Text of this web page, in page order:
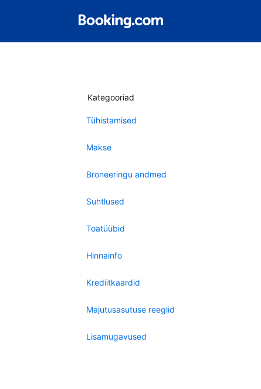
Kategooriad
Tühistamised
Makse
Broneeringu andmed
Suhtlused
Toatüübid
Hinnainfo
Krediitkaardid
Majutusasutuse reeglid
Lisamugavused